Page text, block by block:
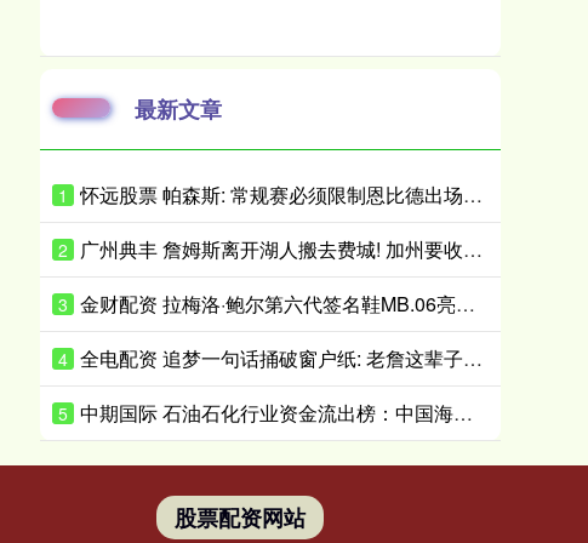
最新文章
1 怀远股票 帕森斯: 常规赛必须限制恩比德出场时间 打40场&每场25分钟就行了
2 广州典丰 詹姆斯离开湖人搬去费城! 加州要收亿万富翁税, 搬走也白搭?
3 金财配资 拉梅洛·鲍尔第六代签名鞋MB.06亮相 首发配色将于近日小面积发售
4 全电配资 追梦一句话捅破窗户纸: 老詹这辈子都不会穿勇士球衣
5 中期国际 石油石化行业资金流出榜：中国海油等5股净流出资金超5000万元
股票配资网站